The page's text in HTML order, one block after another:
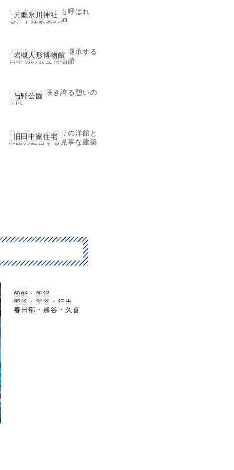
元郷氷川神社
しあわせの宮とも呼ばれ
る、子孫繁栄の神
岩槻人形博物館
人形文化を未来へ継承する
日本初の公立博物館
与野公園
バラと桜が咲き誇る憩いの
空間
旧田中家住宅
贅を尽くした造りの洋館と
和館の融合する見事な建築
飯能・所沢
熊谷・深谷・行田
春日部・越谷・久喜